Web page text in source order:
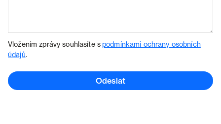
Vložením zprávy souhlasíte spodmínkami ochrany osobních
údajů.
Odeslat